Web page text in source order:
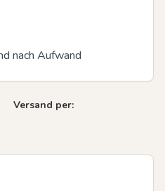
nach Aufwand
Versand per: